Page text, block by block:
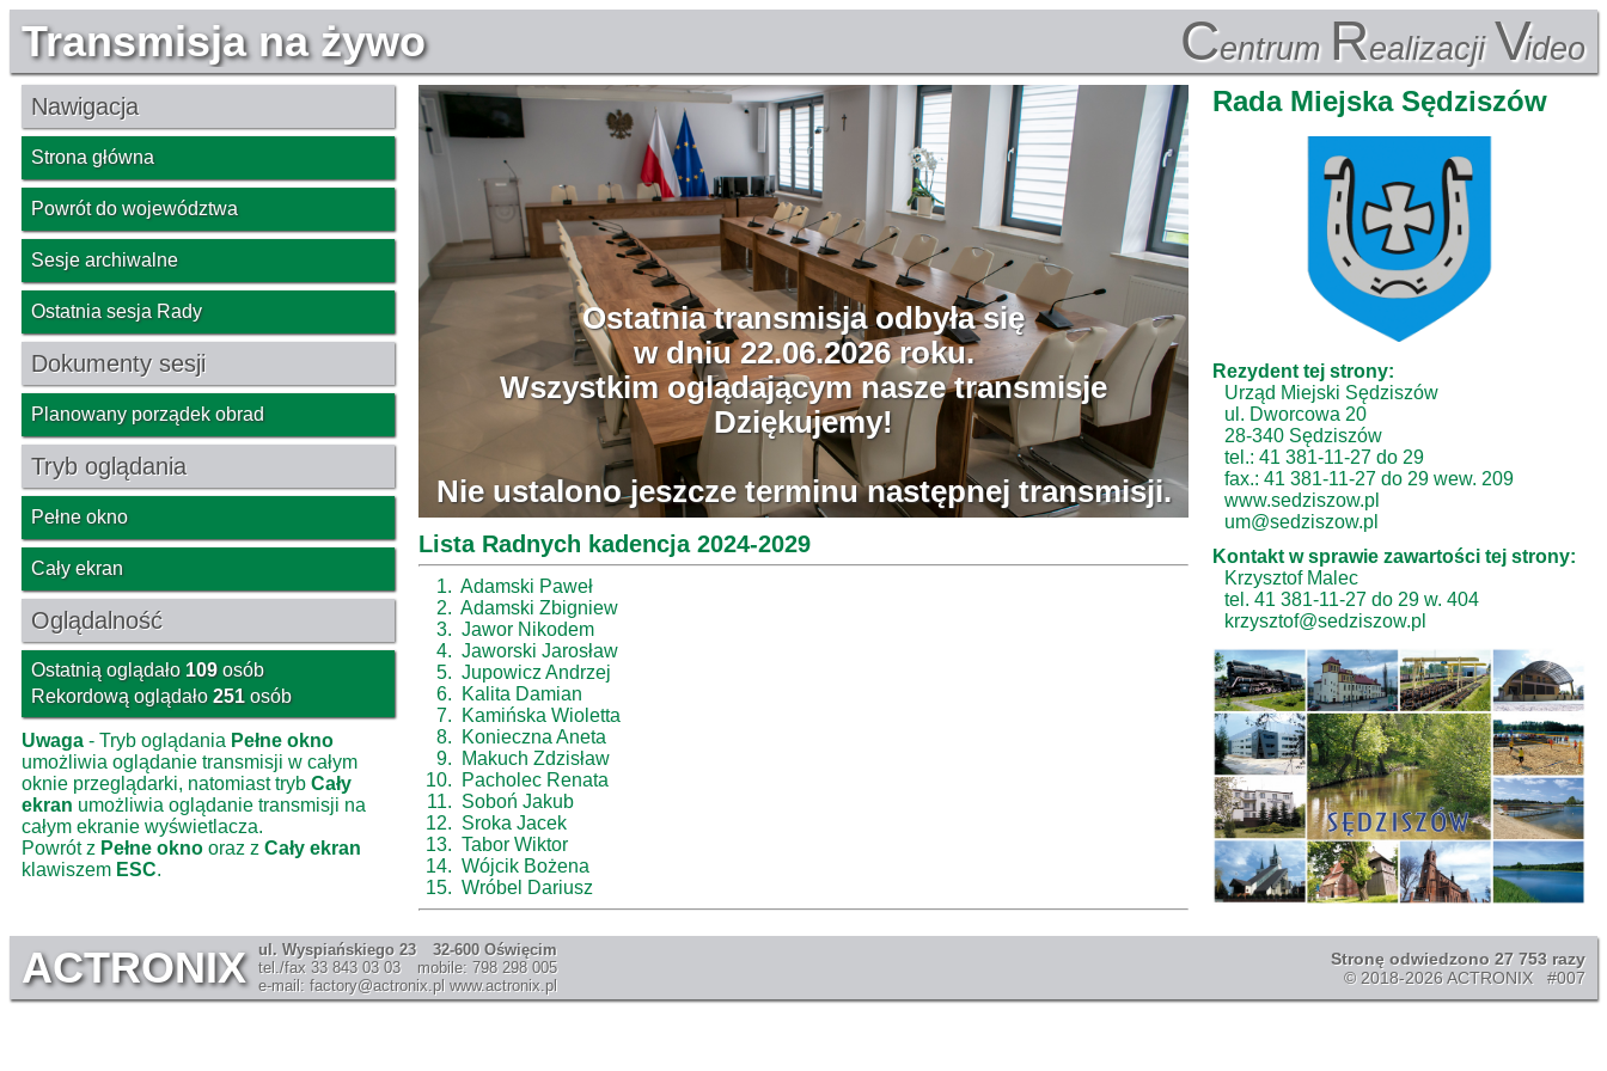
Transmisja na żywo Centrum Realizacji Video
Nawigacja
Strona główna
Powrót do województwa
Sesje archiwalne
Ostatnia sesja Rady
Dokumenty sesji
Planowany porządek obrad
Tryb oglądania
Pełne okno
Cały ekran
Oglądalność
Ostatnią oglądało 109osób
Rekordową oglądało251 osób
Uwaga - Tryb oglądania Pełne okno
umożliwia oglądanie transmisji w całym
oknie przeglądarki, natomiast tryb Cały
ekran umożliwia oglądanie transmisji na
całym ekranie wyświetlacza.
Powrót z Pełne okno oraz z Cały ekran
klawiszem ESC.
Lista Radnych kadencja 2024-2029
1. Adamski Paweł
2. Adamski Zbigniew
3. Jawor Nikodem
4. Jaworski Jarosław
5. Jupowicz Andrzej
6.
Kalita Damian
7.
Kamińska Wioletta
8.
Konieczna Aneta
9.
Makuch Zdzisław
10.
Pacholec Renata
11. Soboń Jakub
12. Sroka Jacek
13. Tabor Wiktor
14. Wójcik Bożena
15. Wróbel Dariusz
Rada Miejska Sędziszów
Rezydent tej strony:
Urząd Miejski Sędziszów
ul. Dworcowa 20
28-340 Sędziszów
tel.: 41 381-11-27 do 29
fax.: 41 381-11-27 do 29 wew. 209
www.sedziszow.pl
um@sedziszow.pl
Kontakt w sprawie zawartości tej strony:
Krzysztof Malec
tel. 41 381-11-27 do 29 w. 404
krzysztof@sedziszow.pl
ACTRONIX
ul. Wyspiańskiego 23
tel./fax 33 843 03 03
e-mail: factory@actronix.pl
32-600 Oświęcim
mobile: 798 298 005
www.actronix.pl
Stronę odwiedzono 27 753 razy
© 2018-2026 ACTRONIX #007